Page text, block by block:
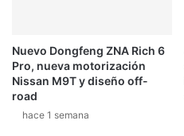
Nuevo Dongfeng ZNA Rich 6
Pro, nueva motorización
Nissan M9T y diseño off-
road
hace 1 semana